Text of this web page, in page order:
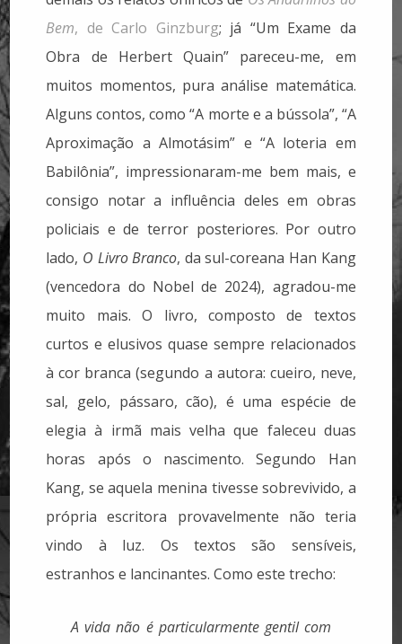
Bem, de Carlo Ginzburg; já “Um Exame da
Obra de Herbert Quain” pareceu-me, em
muitos momentos, pura análise matemática.
Alguns contos, como “A morte e a bússola”, “A
Aproximação a Almotásim” e “A loteria em
Babilônia”, impressionaram-me bem mais, e
consigo notar a influência deles em obras
policiais e de terror posteriores. Por outro
lado, O Livro Branco, da sul-coreana Han Kang
(vencedora do Nobel de 2024), agradou-me
muito mais. O livro, composto de textos
curtos e elusivos quase sempre relacionados
à cor branca (segundo a autora: cueiro, neve,
sal, gelo, pássaro, cão), é uma espécie de
elegia à irmã mais velha que faleceu duas
horas após o nascimento. Segundo Han
Kang, se aquela menina tivesse sobrevivido, a
própria escritora provavelmente não teria
vindo à luz. Os textos são sensíveis,
estranhos e lancinantes. Como este trecho:
A vida não é particularmente gentil com